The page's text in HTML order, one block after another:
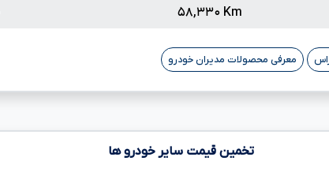
۵۸,۳۳۰ Km
معرفی محصولات مدیران خودرو
تخمین قیمت سایر خودرو ها